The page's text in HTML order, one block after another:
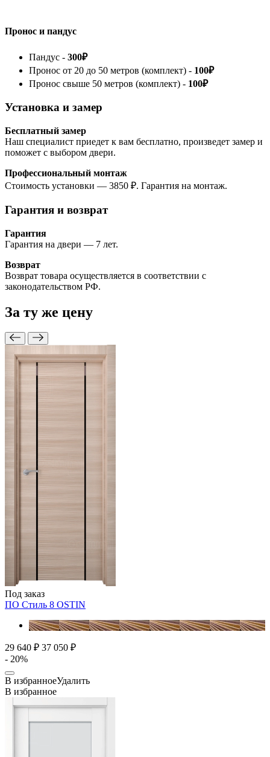
Пронос и пандус
Пандус - 300₽
Пронос от 20 до 50 метров (комплект) - 100₽
Пронос свыше 50 метров (комплект) - 100₽
Установка и замер
Бесплатный замер
Наш специалист приедет к вам бесплатно, произведет замер и
поможет с выбором двери.
Профессиональный монтаж
Стоимость установки — 3850 ₽. Гарантия на монтаж.
Гарантия и возврат
Гарантия
Гарантия на двери — 7 лет.
Возврат
Возврат товара осуществляется в соответствии с
законодательством РФ.
За ту же цену
Под заказ
ПО Стиль 8 OSTIN
29 640 ₽ 37 050 ₽
- 20%
В избранноеУдалить
В избранное